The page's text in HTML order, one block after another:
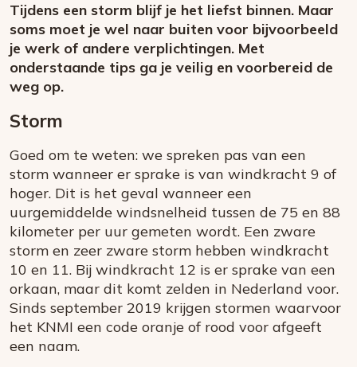
Tijdens een storm blijf je het liefst binnen. Maar
soms moet je wel naar buiten voor bijvoorbeeld
je werk of andere verplichtingen. Met
onderstaande tips ga je veilig en voorbereid de
weg op.
Storm
Goed om te weten: we spreken pas van een
storm wanneer er sprake is van windkracht 9 of
hoger. Dit is het geval wanneer een
uurgemiddelde windsnelheid tussen de 75 en 88
kilometer per uur gemeten wordt. Een zware
storm en zeer zware storm hebben windkracht
10 en 11. Bij windkracht 12 is er sprake van een
orkaan, maar dit komt zelden in Nederland voor.
Sinds september 2019 krijgen stormen waarvoor
het KNMI een code oranje of rood voor afgeeft
een naam.